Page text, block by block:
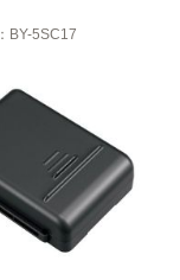
：BY-5SC17